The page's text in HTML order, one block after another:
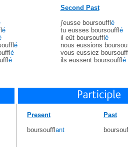
é
é
é
é
Second Past
j'eusse boursouffl é
tu eusses boursouffl é
il eût boursouffl é
nous eussions
vous eussiez boursouffl
ils eussent boursouffl é
Present
boursouffl ant
Past